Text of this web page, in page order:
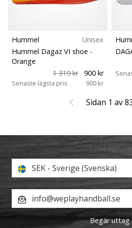
Hummel
Unisex
Hummel Dagaz VI shoe -
Orange
1 319 kr
900 kr
Senaste lägsta pris 900 kr
Föregående
Sidan 1 av
SEK - Sverige (Svenska)
info@weplayhandball.se
Begär uttag